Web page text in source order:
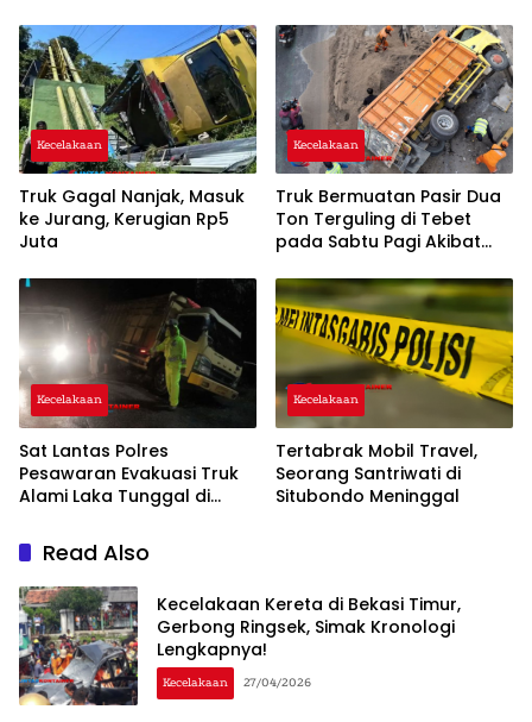
Kecelakaan
Truk Gagal Nanjak, Masuk
ke Jurang, Kerugian Rp5
Juta
Kecelakaan
Truk Bermuatan Pasir Dua
Ton Terguling di Tebet
pada Sabtu Pagi Akibat
Kecelakaan
Sat Lantas Polres
Pesawaran Evakuasi Truk
Alami Laka Tunggal di
Kecelakaan
Tertabrak Mobil Travel,
Seorang Santriwati di
Situbondo Meninggal
Read Also
Kecelakaan Kereta di Bekasi Timur,
Gerbong Ringsek, Simak Kronologi
Lengkapnya!
Kecelakaan 27/04/2026